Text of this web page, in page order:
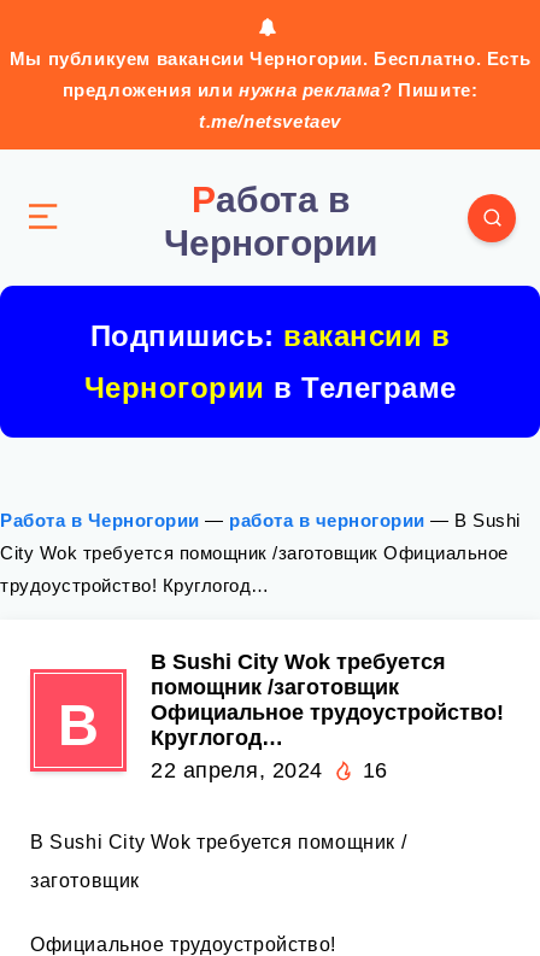
Мы публикуем вакансии Черногории. Бесплатно. Есть
предложения илинужна реклама? Пишите:
t.me/netsvetaev
Работа в
Черногории
Подпишись: вакансии в
Черногории в Телеграме
Работа в Черногории — работа в черногории — В Sushi
City Wok требуется помощник /заготовщик Официальное
трудоустройство! Круглогод…
В
В Sushi City Wok требуется
помощник /заготовщик
Официальное трудоустройство!
Круглогод…
22 апреля, 2024
16
В Sushi City Wok требуется помощник /
заготовщик
Официальное трудоустройство!